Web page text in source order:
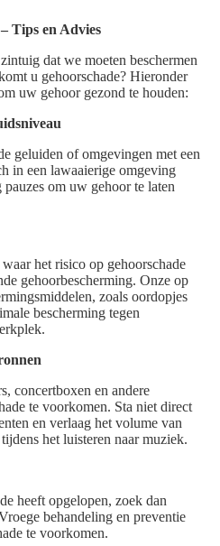
Tips en Advies
dat we moeten beschermen
u gehoorschade? Hieronder
uw gehoor gezond te houden:
geluiden of omgevingen met een
in een lawaaierige omgeving
om uw gehoor te laten
het risico op gehoorschade
gehoorbescherming. Onze op
zoals oordopjes
bescherming tegen
concertboxen en andere
te voorkomen. Sta niet direct
en verlaag het volume van
het luisteren naar muziek.
heeft opgelopen, zoek dan
behandeling en preventie
te voorkomen.